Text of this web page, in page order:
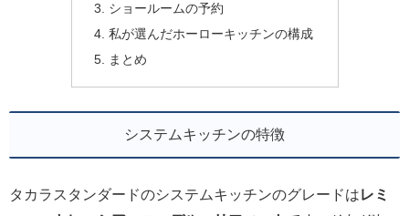
ショールームの予約
私が選んだホーローキッチンの構成
まとめ
システムキッチンの特徴
タカラスタンダードのシステムキッチンのグレードはレミ